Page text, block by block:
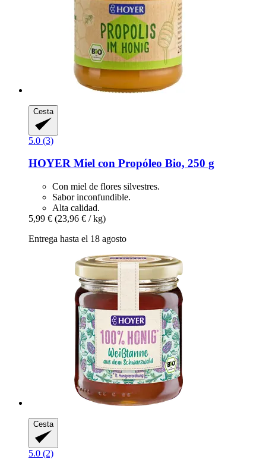
Cesta
5.0 (3)
HOYER Miel con Propóleo Bio, 250 g
Con miel de flores silvestres.
Sabor inconfundible.
Alta calidad.
5,99 € (23,96 € / kg)
Entrega hasta el 18 agosto
Cesta
5.0 (2)